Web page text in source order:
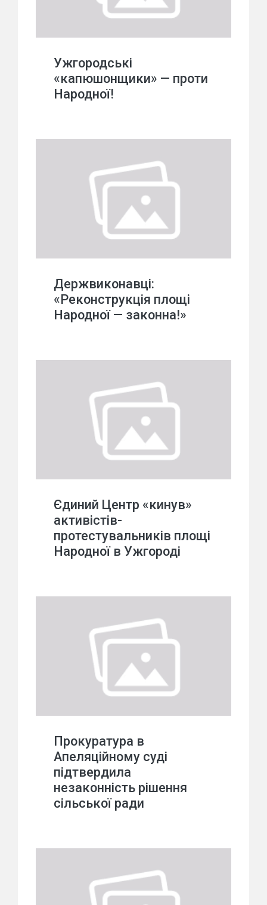
Ужгородські
«капюшонщики» — проти
Народної!
Держвиконавці:
«Реконструкція площі
Народної — законна!»
Єдиний Центр «кинув»
активістів-
протестувальників площі
Народної в Ужгороді
Прокуратура в
Апеляційному суді
підтвердила
незаконність рішення
сільської ради